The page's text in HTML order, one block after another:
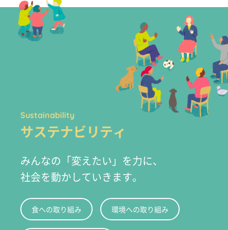
Sustainability
サステナビリティ
みんなの「変えたい」を力に、
社会を動かしていきます。
食への取り組み 環境への取り組み